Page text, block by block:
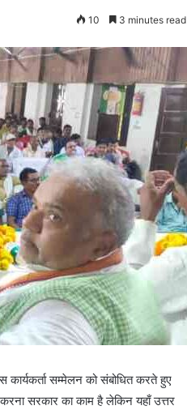
10 3 minutes read
सम्मेलन को संबोधित करते हुए
सरकार का काम है लेकिन यहाँ उत्तर